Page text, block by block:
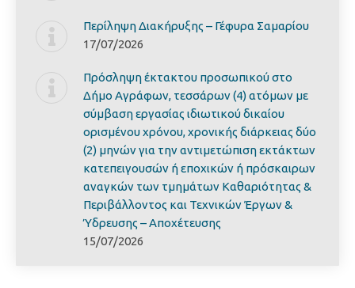
Περίληψη Διακήρυξης – Γέφυρα Σαμαρίoυ
17/07/2026
Πρόσληψη έκτακτου προσωπικού στο
Δήμο Αγράφων, τεσσάρων (4) ατόμων με
σύμβαση εργασίας ιδιωτικού δικαίου
ορισμένου χρόνου, χρονικής διάρκειας δύο
(2) μηνών για την αντιμετώπιση εκτάκτων
κατεπειγουσών ή εποχικών ή πρόσκαιρων
αναγκών των τμημάτων Καθαριότητας &
Περιβάλλοντος και Τεχνικών Έργων &
Ύδρευσης – Αποχέτευσης
15/07/2026